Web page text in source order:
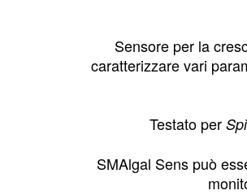
Sensore per la
caratterizzare vari
Testato per
SMAlgal Sens può